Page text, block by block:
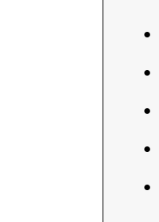
●
●
●
●
●